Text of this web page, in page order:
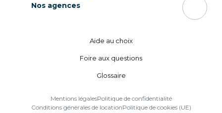
Nos agences
Aide au choix
Foire aux questions
Glossaire
Mentions légalesPolitique de confidentialité
Conditions générales de locationPolitique de cookies (UE)